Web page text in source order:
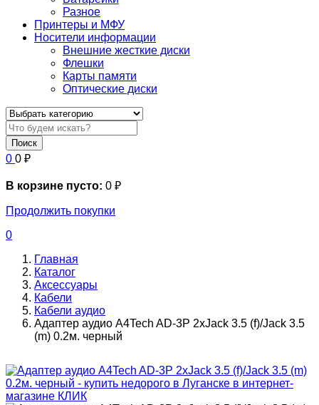
Разное
Принтеры и МФУ
Носители информации
Внешние жесткие диски
Флешки
Карты памяти
Оптические диски
Поиск
0 0 ₽
В корзине пусто: 0 ₽
Продолжить покупки
0
Главная
Каталог
Аксессуары
Кабели
Кабели аудио
Адаптер аудио A4Tech AD-3P 2xJack 3.5 (f)/Jack 3.5
(m) 0.2м. черный